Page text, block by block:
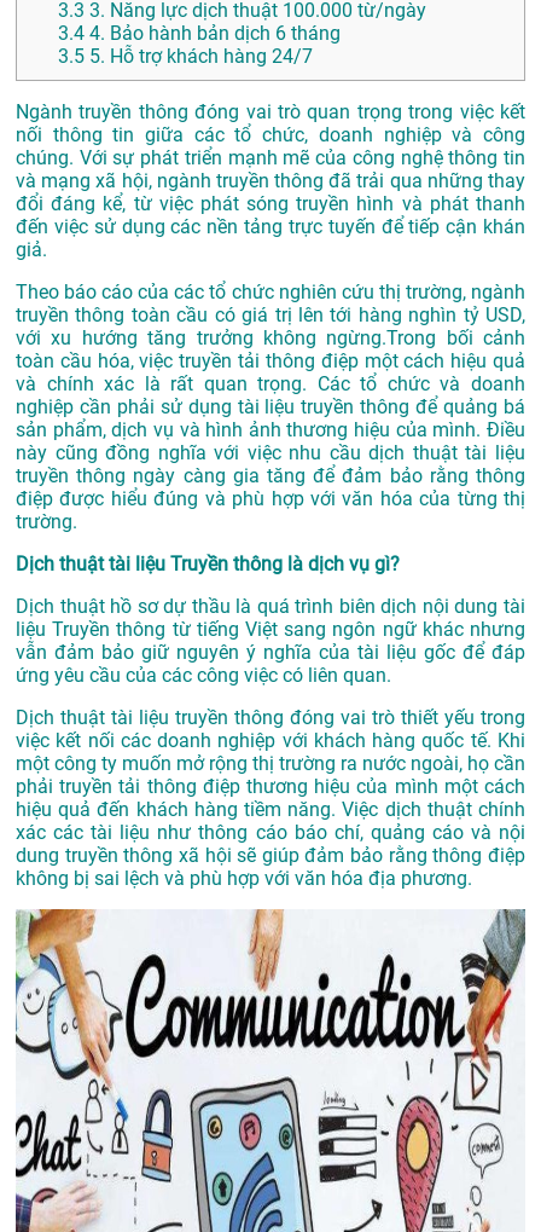
3.3 3. Năng lực dịch thuật 100.000 từ/ngày
3.4 4. Bảo hành bản dịch 6 tháng
3.5 5. Hỗ trợ khách hàng 24/7
Ngành truyền thông đóng vai trò quan trọng trong việc kết
nối thông tin giữa các tổ chức, doanh nghiệp và công
chúng. Với sự phát triển mạnh mẽ của công nghệ thông tin
và mạng xã hội, ngành truyền thông đã trải qua những thay
đổi đáng kể, từ việc phát sóng truyền hình và phát thanh
đến việc sử dụng các nền tảng trực tuyến để tiếp cận khán
giả.
Theo báo cáo của các tổ chức nghiên cứu thị trường, ngành
truyền thông toàn cầu có giá trị lên tới hàng nghìn tỷ USD,
với xu hướng tăng trưởng không ngừng.Trong bối cảnh
toàn cầu hóa, việc truyền tải thông điệp một cách hiệu quả
và chính xác là rất quan trọng. Các tổ chức và doanh
nghiệp cần phải sử dụng tài liệu truyền thông để quảng bá
sản phẩm, dịch vụ và hình ảnh thương hiệu của mình. Điều
này cũng đồng nghĩa với việc nhu cầu dịch thuật tài liệu
truyền thông ngày càng gia tăng để đảm bảo rằng thông
điệp được hiểu đúng và phù hợp với văn hóa của từng thị
trường.
Dịch thuật tài liệu Truyền thông là dịch vụ gì?
Dịch thuật hồ sơ dự thầu là quá trình biên dịch nội dung tài
liệu Truyền thông từ tiếng Việt sang ngôn ngữ khác nhưng
vẫn đảm bảo giữ nguyên ý nghĩa của tài liệu gốc để đáp
ứng yêu cầu của các công việc có liên quan.
Dịch thuật tài liệu truyền thông đóng vai trò thiết yếu trong
việc kết nối các doanh nghiệp với khách hàng quốc tế. Khi
một công ty muốn mở rộng thị trường ra nước ngoài, họ cần
phải truyền tải thông điệp thương hiệu của mình một cách
hiệu quả đến khách hàng tiềm năng. Việc dịch thuật chính
xác các tài liệu như thông cáo báo chí, quảng cáo và nội
dung truyền thông xã hội sẽ giúp đảm bảo rằng thông điệp
không bị sai lệch và phù hợp với văn hóa địa phương.